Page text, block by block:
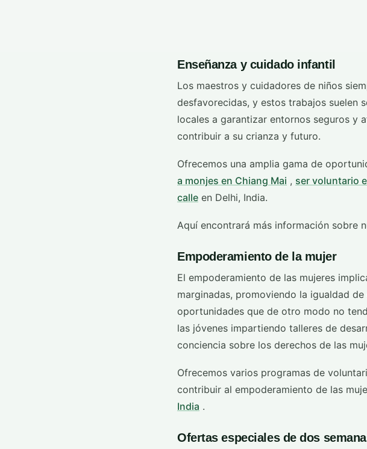
Enseñanza y cuidado infantil
Los maestros y cuidadores de niños
desfavorecidas, y estos trabajos suelen
locales a garantizar entornos seguros y
contribuir a su crianza y futuro.
Ofrecemos una amplia gama de
a monjes en Chiang Mai , ser voluntario
calle en Delhi, India.
Aquí encontrará más información sobre
Empoderamiento de la mujer
El empoderamiento de las mujeres
marginadas, promoviendo la igualdad
oportunidades que de otro modo no
las jóvenes impartiendo talleres de
conciencia sobre los derechos de las
Ofrecemos varios programas de
contribuir al empoderamiento de las
India .
Ofertas especiales de dos